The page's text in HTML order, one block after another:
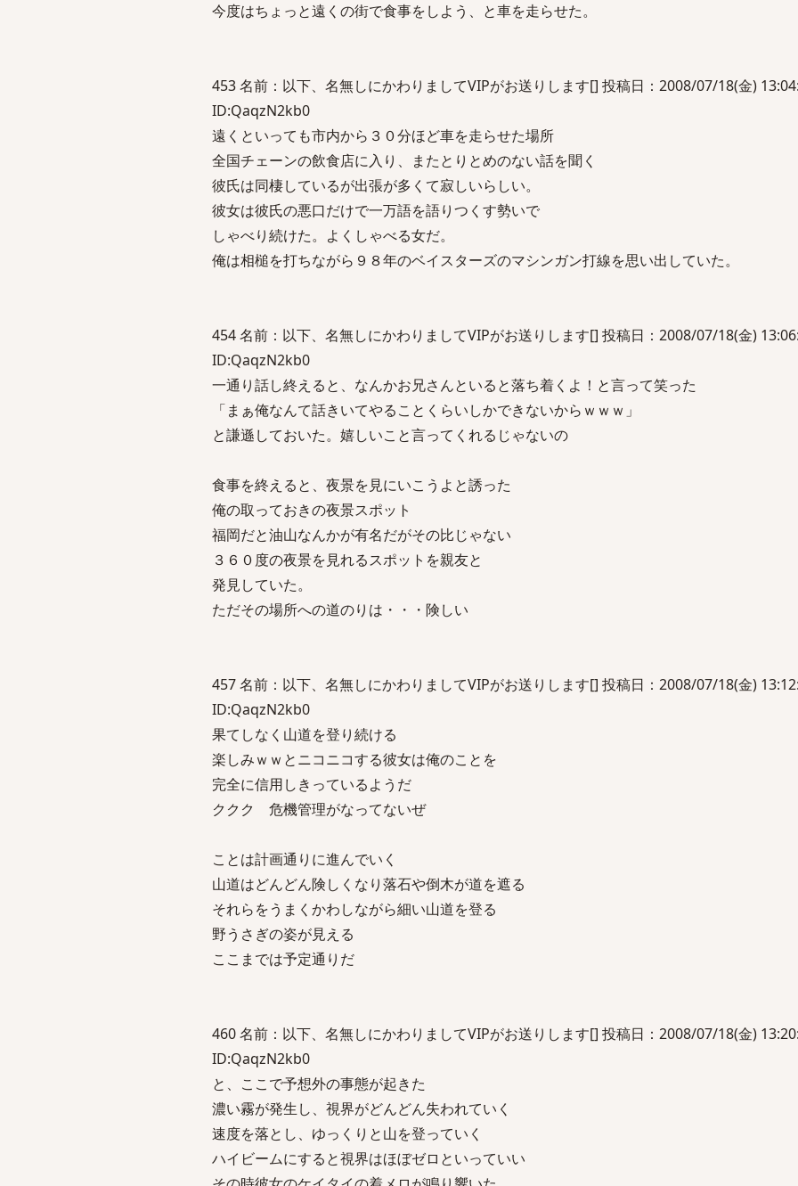
今度はちょっと遠くの街で食事をしよう、と車を走らせた。
453 名前：以下、名無しにかわりましてVIPがお送りします[] 投稿日：2008/07/18(金)
ID:QaqzN2kb0
遠くといっても市内から３０分ほど車を走らせた場所
全国チェーンの飲食店に入り、またとりとめのない話を聞く
彼氏は同棲しているが出張が多くて寂しいらしい。
彼女は彼氏の悪口だけで一万語を語りつくす勢いで
しゃべり続けた。よくしゃべる女だ。
俺は相槌を打ちながら９８年のベイスターズのマシンガン打線を思い出していた。
454 名前：以下、名無しにかわりましてVIPがお送りします[] 投稿日：2008/07/18(金)
ID:QaqzN2kb0
一通り話し終えると、なんかお兄さんといると落ち着くよ！と言って笑った
「まぁ俺なんて話きいてやることくらいしかできないからｗｗｗ」
と謙遜しておいた。嬉しいこと言ってくれるじゃないの
食事を終えると、夜景を見にいこうよと誘った
俺の取っておきの夜景スポット
福岡だと油山なんかが有名だがその比じゃない
３６０度の夜景を見れるスポットを親友と
発見していた。
ただその場所への道のりは・・・険しい
457 名前：以下、名無しにかわりましてVIPがお送りします[] 投稿日：2008/07/18(金)
ID:QaqzN2kb0
果てしなく山道を登り続ける
楽しみｗｗとニコニコする彼女は俺のことを
完全に信用しきっているようだ
ククク 危機管理がなってないぜ
ことは計画通りに進んでいく
山道はどんどん険しくなり落石や倒木が道を遮る
それらをうまくかわしながら細い山道を登る
野うさぎの姿が見える
ここまでは予定通りだ
460 名前：以下、名無しにかわりましてVIPがお送りします[] 投稿日：2008/07/18(金)
ID:QaqzN2kb0
と、ここで予想外の事態が起きた
濃い霧が発生し、視界がどんどん失われていく
速度を落とし、ゆっくりと山を登っていく
ハイビームにすると視界はほぼゼロといっていい